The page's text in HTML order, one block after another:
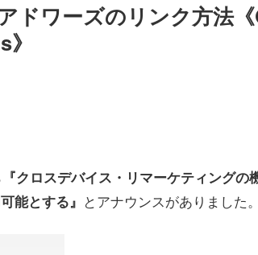
ドワーズのリンク方法
『クロスデバイス・リマーケティング
能とする』 とアナウンスがありました。